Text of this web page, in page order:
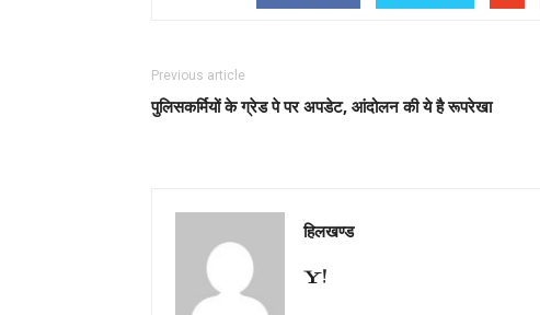
Previous article
पुलिसकर्मियों के ग्रेड पे पर अपडेट, आंदोलन की ये है रूपरेखा
हिलखण्ड